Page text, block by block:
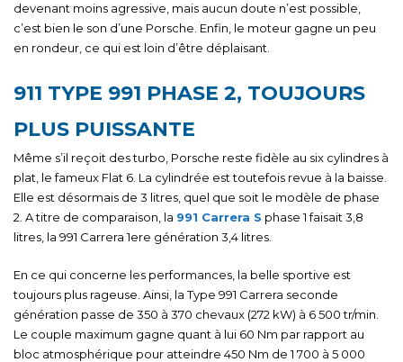
devenant moins agressive, mais aucun doute n’est possible,
c’est bien le son d’une Porsche. Enfin, le moteur gagne un peu
en rondeur, ce qui est loin d’être déplaisant.
911 TYPE 991 PHASE 2, TOUJOURS
PLUS PUISSANTE
Même s’il reçoit des turbo, Porsche reste fidèle au six cylindres à
plat, le fameux Flat 6. La cylindrée est toutefois revue à la baisse.
Elle est désormais de 3 litres, quel que soit le modèle de phase
2. A titre de comparaison, la 991 Carrera S phase 1 faisait 3,8
litres, la 991 Carrera 1ere génération 3,4 litres.
En ce qui concerne les performances, la belle sportive est
toujours plus rageuse. Ainsi, la Type 991 Carrera seconde
génération passe de 350 à 370 chevaux (272 kW) à 6 500 tr/min.
Le couple maximum gagne quant à lui 60 Nm par rapport au
bloc atmosphérique pour atteindre 450 Nm de 1 700 à 5 000